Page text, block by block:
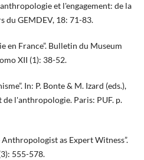
et l'engagement: de la
du GEMDEV, 18: 71-83.
en France”. Bulletin du Museum
XII (1): 38-52.
In: P. Bonte & M. Izard (eds.),
l'anthropologie. Paris: PUF. p.
Anthropologist as Expert Witness”.
555-578.